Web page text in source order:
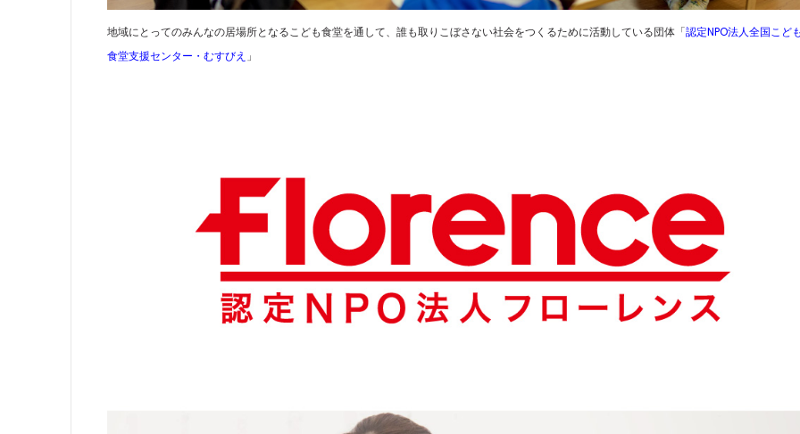
地域にとってのみんなの居場所となるこども食堂を通して、誰も取りこぼさない社会をつくるために活動している団体「認定NPO法人全国こど
食堂支援センター・むすびえ 」